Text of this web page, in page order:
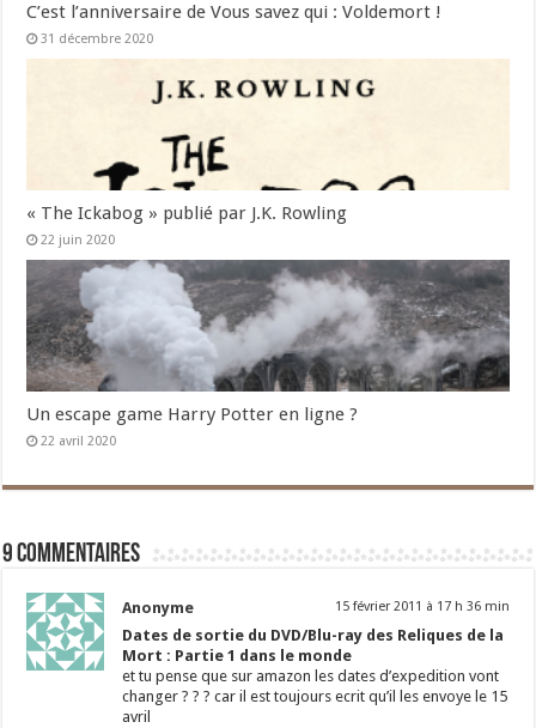
C’est l’anniversaire de Vous savez qui : Voldemort !
31 décembre 2020
« The Ickabog » publié par J.K. Rowling
22 juin 2020
Un escape game Harry Potter en ligne ?
22 avril 2020
9 commentaires
Anonyme 15 février 2011 à 17 h 36 min
Dates de sortie du DVD/Blu-ray des Reliques de la
Mort : Partie 1 dans le monde
et tu pense que sur amazon les dates d’expedition vont
changer ? ? ? car il est toujours ecrit qu’il les envoye le 15
avril